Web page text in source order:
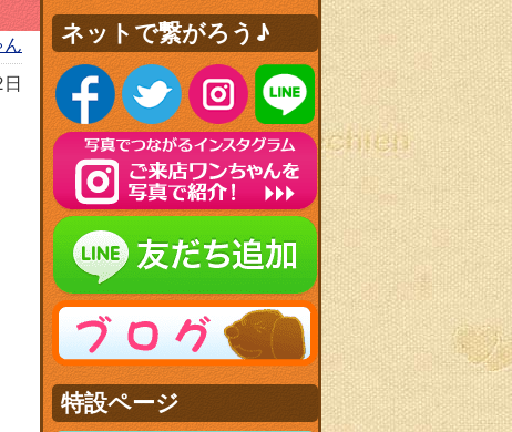
ネットで繋がろう♪
特設ページ